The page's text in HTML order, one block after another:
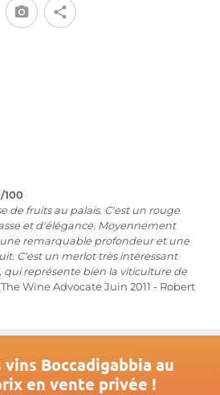
100
de fruits au palais. C'est un rouge
et d'élégance. Moyennement
remarquable profondeur et une
C'est un merlot très intéressant
qui représente bien la viticulture de
Wine Advocate Juin 2011 - Robert
Boccadigabbia au
en vente privée !